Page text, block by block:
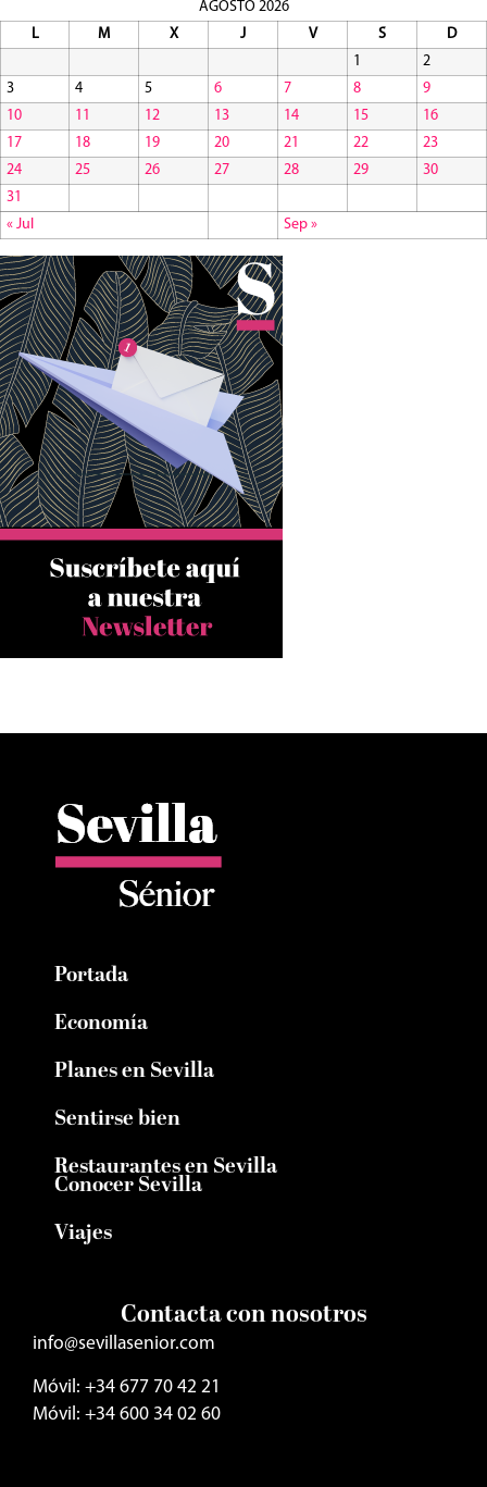
AGOSTO 2026
L
M X J V S
D
1
2
3
4 5 6 7 8
9
10
11 12 13 14 15
16
17
18 19 20 21 22
23
24
25 26 27 28 29
30
31
« Jul
Sep »
Portada
Economía
Planes en Sevilla
Sentirse bien
Restaurantes en Sevilla
Conocer Sevilla
Viajes
Contacta con nosotros
info@sevillasenior.com
Móvil: +34 677 70 42 21
Móvil: +34 600 34 02 60